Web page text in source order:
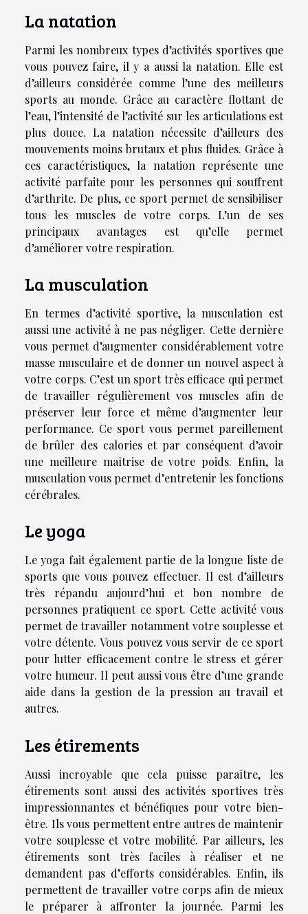
La natation
Parmi les nombreux types d’activités sportives que
vous pouvez faire, il y a aussi la natation. Elle est
d’ailleurs considérée comme l’une des meilleurs
sports au monde. Grâce au caractère flottant de
l’eau, l’intensité de l’activité sur les articulations est
plus douce. La natation nécessite d’ailleurs des
mouvements moins brutaux et plus fluides. Grâce à
ces caractéristiques, la natation représente une
activité parfaite pour les personnes qui souffrent
d’arthrite. De plus, ce sport permet de sensibiliser
tous les muscles de votre corps. L’un de ses
principaux avantages est qu’elle permet
d’améliorer votre respiration.
La musculation
En termes d’activité sportive, la musculation est
aussi une activité à ne pas négliger. Cette dernière
vous permet d’augmenter considérablement votre
masse musculaire et de donner un nouvel aspect à
votre corps. C’est un sport très efficace qui permet
de travailler régulièrement vos muscles afin de
préserver leur force et même d’augmenter leur
performance. Ce sport vous permet pareillement
de brûler des calories et par conséquent d’avoir
une meilleure maîtrise de votre poids. Enfin, la
musculation vous permet d’entretenir les fonctions
cérébrales.
Le yoga
Le yoga fait également partie de la longue liste de
sports que vous pouvez effectuer. Il est d’ailleurs
très répandu aujourd’hui et bon nombre de
personnes pratiquent ce sport. Cette activité vous
permet de travailler notamment votre souplesse et
votre détente. Vous pouvez vous servir de ce sport
pour lutter efficacement contre le stress et gérer
votre humeur. Il peut aussi vous être d’une grande
aide dans la gestion de la pression au travail et
autres.
Les étirements
Aussi incroyable que cela puisse paraître, les
étirements sont aussi des activités sportives très
impressionnantes et bénéfiques pour votre bien-
être. Ils vous permettent entre autres de maintenir
votre souplesse et votre mobilité. Par ailleurs, les
étirements sont très faciles à réaliser et ne
demandent pas d’efforts considérables. Enfin, ils
permettent de travailler votre corps afin de mieux
le préparer à affronter la journée. Parmi les